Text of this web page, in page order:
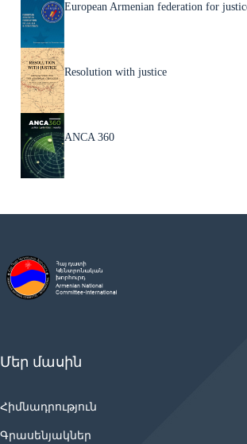
European Armenian federation for
Resolution with justice
ANCA 360
Մեր մասին
Հիմնադրություն
Գրասենյակներ